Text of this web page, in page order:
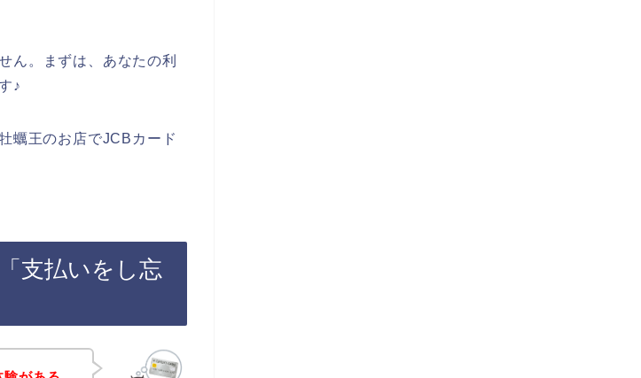
ん。まずは、あなたの利
♪
蠣王のお店でJCBカード
支払いをし忘